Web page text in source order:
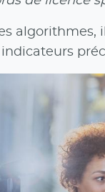
algorithmes,